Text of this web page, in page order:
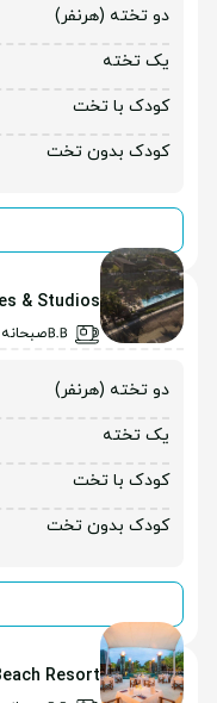
دو تخته (هرنفر)
یک تخته
کودک با تخت
کودک بدون تخت
& Studios
صبحانه
دو تخته (هرنفر)
یک تخته
کودک با تخت
کودک بدون تخت
Resort